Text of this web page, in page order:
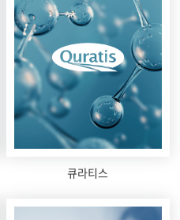
큐라티스